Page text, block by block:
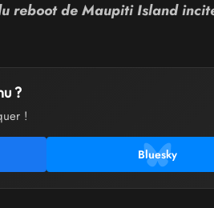
reboot de Maupiti Island
?
!
Bluesky